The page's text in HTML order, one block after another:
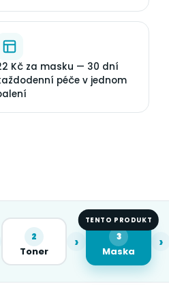
Kč za masku — 30 dní
péče v jednom
2
Toner › 3
Maska
TENTO PRODUKT
›